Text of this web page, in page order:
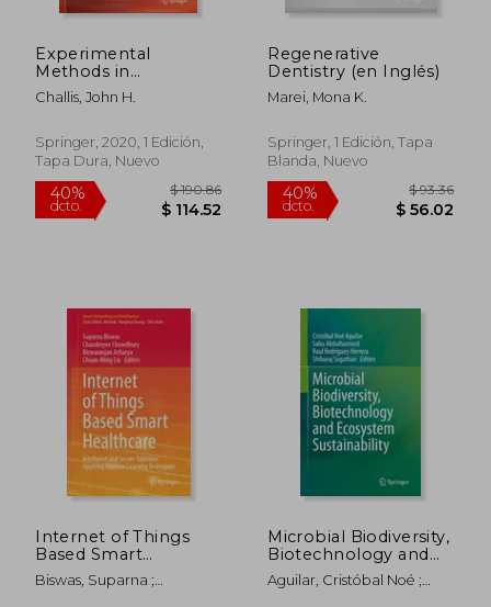
Experimental
Methods in
Biomechanics (en
Inglés)
Challis, John H.
Springer, 2020, 1 Edición,
Tapa Dura, Nuevo
40%
Regenerative
Dentistry (en Inglés)
Marei, Mona K.
Springer, 1 Edición, Tapa
Blanda, Nuevo
40%
Internet of Things
Based Smart
Healthcare:
Intelligent and
Biswas, Suparna ;
Microbial Biodiversity,
Biotechnology and
Ecosystem
Sustainability (en
Aguilar, Cristóbal Noé ;